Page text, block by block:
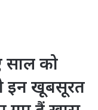
को
इन खूबसूरत